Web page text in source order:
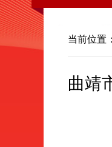
当前位置：
曲靖